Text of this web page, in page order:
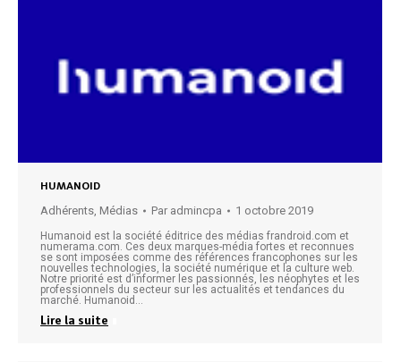
HUMANOID
Adhérents, Médias Par admincpa 1 octobre 2019
Humanoid est la société éditrice des médias frandroid.com et
numerama.com. Ces deux marques-média fortes et reconnues
se sont imposées comme des références francophones sur les
nouvelles technologies, la société numérique et la culture web.
Notre priorité est d’informer les passionnés, les néophytes et les
professionnels du secteur sur les actualités et tendances du
marché. Humanoid…
Lire la suite